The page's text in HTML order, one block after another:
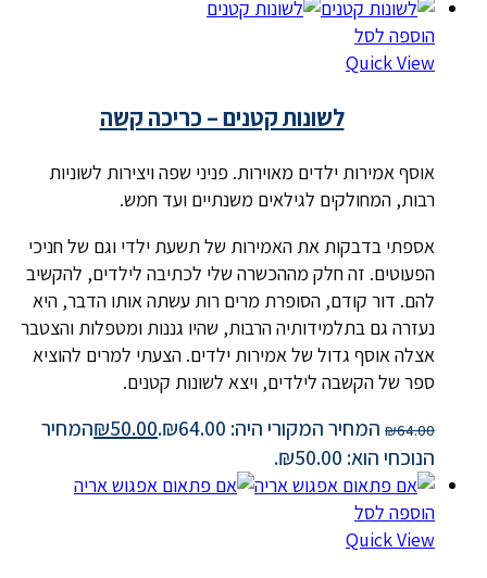
הוספה לסל
Quick View
לשונות קטנים – כריכה קשה
אוסף אמירות ילדים מאוירות. פניני שפה ויצירות לשוניות
רבות, המחולקים לגילאים משנתיים ועד חמש.
אספתי בדבקות את האמירות של תשעת ילדי וגם של חניכי
הפעוטים. זה חלק מההכשרה שלי לכתיבה לילדים, להקשיב
להם. דור קודם, הסופרת מרים רות עשתה אותו הדבר, היא
נעזרה גם בתלמידותיה הרבות, שהיו גננות ומטפלות והצטבר
אצלה אוסף גדול של אמירות ילדים. הצעתי למרים להוציא
ספר של הקשבה לילדים, ויצא לשונות קטנים.
₪64.00 המחיר המקורי היה: ₪64.00. ₪50.00
המחיר
הנוכחי הוא: ₪50.00.
הוספה לסל
Quick View